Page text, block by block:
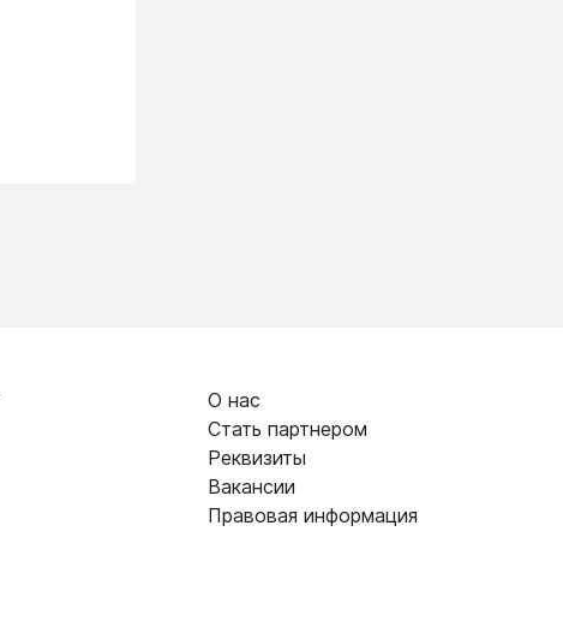
О нас
Стать партнером
Реквизиты
Вакансии
Правовая информация